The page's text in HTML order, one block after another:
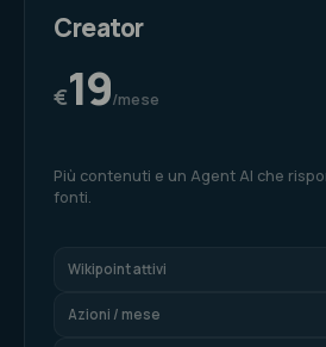
Creator
€19/mese
Più contenuti e un Agent AI che
fonti.
Wikipoint attivi
Azioni / mese